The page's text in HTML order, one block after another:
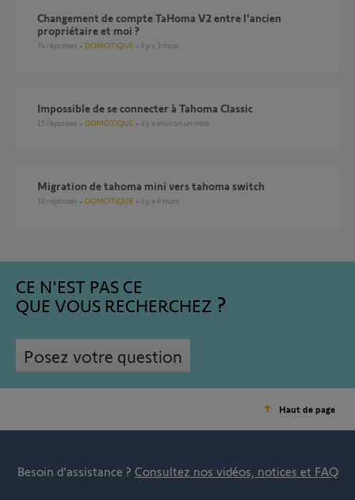
Changement de compte TaHoma V2 entre l'ancien
propriétaire et moi ?
74 réponses DOMOTIQUE il y a 3 mois
Impossible de se connecter à Tahoma Classic
15 réponses DOMOTIQUE il y a environ un mois
Migration de tahoma mini vers tahoma switch
10 réponses DOMOTIQUE il y a 6 jours
CE N'EST PAS CE
QUE VOUS RECHERCHEZ
Posez votre question
Haut de page
Besoin d’assistance ? Consultez nos vidéos, notices et FAQ